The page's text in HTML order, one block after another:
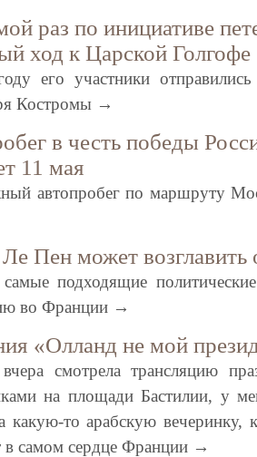
раз по инициативе
ход к Царской Голгофе
его участники
Костромы →
в честь победы
11 мая
автопробег по маршруту
Пен может возглавить
подходящие
во Франции →
«Олланд не мой
смотрела трансляцию
на площади Бастилии, у
какую-то арабскую вечеринку,
в самом сердце Франции →